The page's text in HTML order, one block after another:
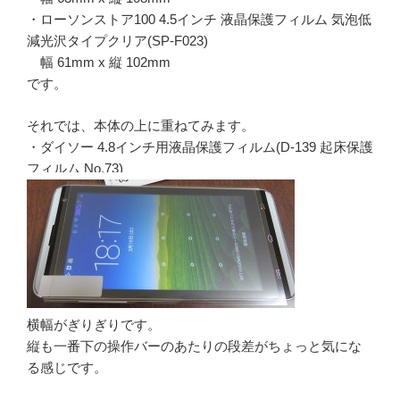
・ローソンストア100 4.5インチ 液晶保護フィルム 気泡低
減光沢タイプクリア(SP-F023)
幅 61mm x 縦 102mm
です。
それでは、本体の上に重ねてみます。
・ダイソー 4.8インチ用液晶保護フィルム(D-139 起床保護
フィルム No.73)
横幅がぎりぎりです。
縦も一番下の操作バーのあたりの段差がちょっと気にな
る感じです。